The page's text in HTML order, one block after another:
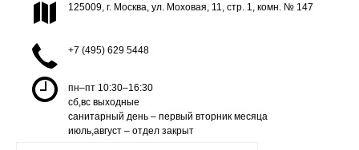
125009, г. Москва, ул. Моховая, 11, стр. 1, комн. № 147
+7 (495) 629 5448
пн–пт 10:30–16:30
сб,вс выходные
санитарный день – первый вторник месяца
июль,август – отдел закрыт